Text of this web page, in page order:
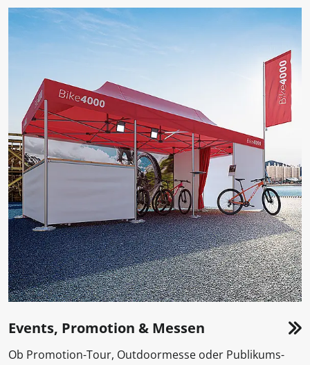
Events, Promotion & Messen
Ob Promotion-Tour, Outdoormesse oder Publikums-